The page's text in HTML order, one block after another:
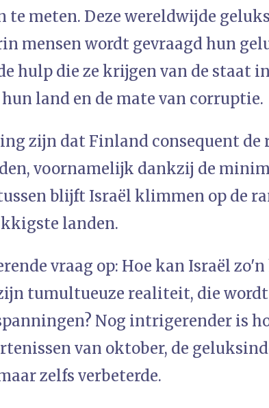
meten. Deze wereldwijde
mensen wordt gevraagd hun
hulp die ze krijgen van de staat
land en de mate van corruptie.
zijn dat Finland consequent
voornamelijk dankzij de
blijft Israël klimmen op de
landen.
vraag op: Hoe kan Israël
tumultueuze realiteit, die
Nog intrigerender is
van oktober, de
zelfs verbeterde.